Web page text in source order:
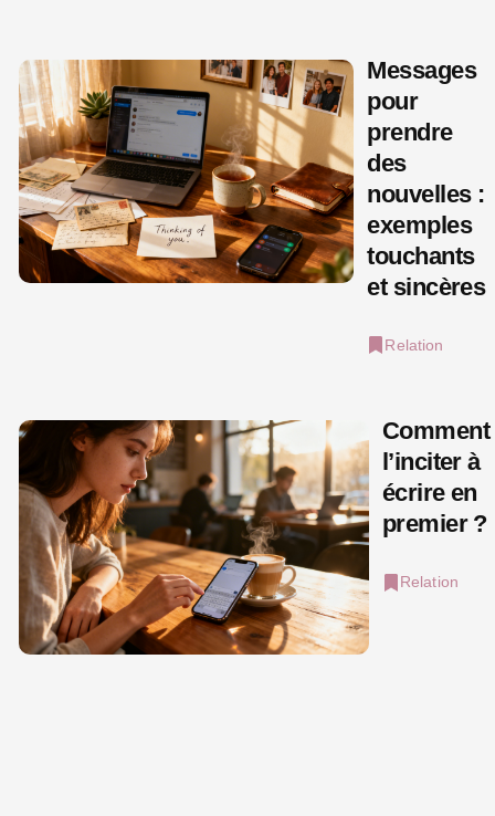
Messages
pour
prendre
des
nouvelles :
exemples
touchants
et sincères
Relation
Comment
l’inciter à
écrire en
premier ?
Relation